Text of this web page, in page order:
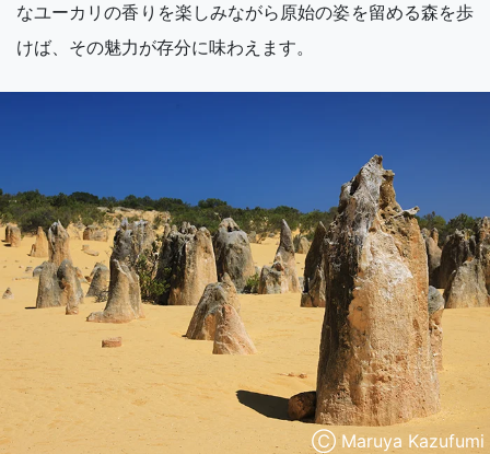
なユーカリの香りを楽しみながら原始の姿を留める森を歩
けば、その魅力が存分に味わえます。
Ⓒ Maruya Kazufumi